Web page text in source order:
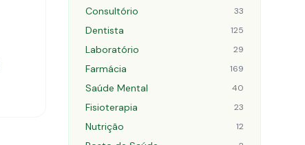
Consultório 33
Dentista 125
Laboratório 29
Farmácia 169
Saúde Mental 40
Fisioterapia 23
Nutrição 12